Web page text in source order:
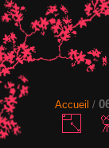
Accueil /